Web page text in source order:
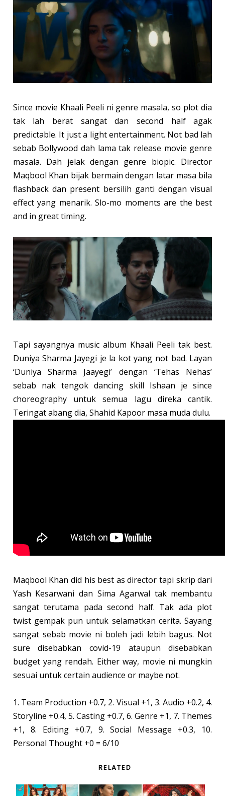
Since movie Khaali Peeli ni genre masala, so plot dia
tak lah berat sangat dan second half agak
predictable. It just a light entertainment. Not bad lah
sebab Bollywood dah lama tak release movie genre
masala. Dah jelak dengan genre biopic. Director
Maqbool Khan bijak bermain dengan latar masa bila
flashback dan present bersilih ganti dengan visual
effect yang menarik. Slo-mo moments are the best
and in great timing.
Tapi sayangnya music album Khaali Peeli tak best.
Duniya Sharma Jayegi je la kot yang not bad. Layan
‘Duniya Sharma Jaayegi’ dengan ‘Tehas Nehas’
sebab nak tengok dancing skill Ishaan je since
choreography untuk semua lagu direka cantik.
Teringat abang dia, Shahid Kapoor masa muda dulu.
Maqbool Khan did his best as director tapi skrip dari
Yash Kesarwani dan Sima Agarwal tak membantu
sangat terutama pada second half. Tak ada plot
twist gempak pun untuk selamatkan cerita. Sayang
sangat sebab movie ni boleh jadi lebih bagus. Not
sure disebabkan covid-19 ataupun disebabkan
budget yang rendah. Either way, movie ni mungkin
sesuai untuk certain audience or maybe not.
1. Team Production +0.7, 2. Visual +1, 3. Audio +0.2, 4.
Storyline +0.4, 5. Casting +0.7, 6. Genre +1, 7. Themes
+1, 8. Editing +0.7, 9. Social Message +0.3, 10.
Personal Thought +0 = 6/10
RELATED